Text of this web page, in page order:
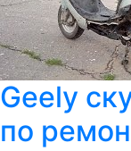
Geely
по